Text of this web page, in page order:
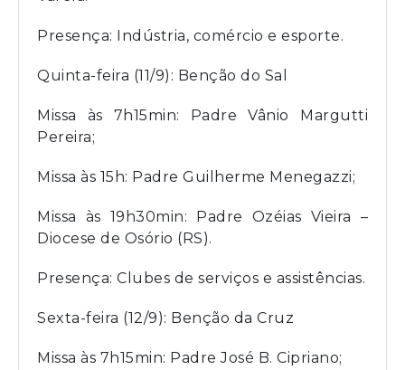
Presença: Indústria, comércio e esporte.
Quinta-feira (11/9): Benção do Sal
Missa às 7h15min: Padre Vânio Margutti
Pereira;
Missa às 15h: Padre Guilherme Menegazzi;
Missa às 19h30min: Padre Ozéias Vieira –
Diocese de Osório (RS).
Presença: Clubes de serviços e assistências.
Sexta-feira (12/9): Benção da Cruz
Missa às 7h15min: Padre José B. Cipriano;